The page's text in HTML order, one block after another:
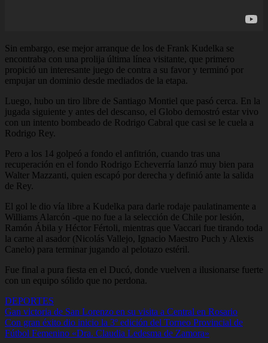
Sin embargo, ese mejor arranque de los de Frank Kudelka se
encontraba con una prolija última línea visitante, que primero
propició un interesante juego de contra a su favor y terminó por
empujar un dominio desde mediados de la etapa.
Luego, hubo un tiro libre de Santiago Montiel que pasó cerca. En la
jugada siguiente y antes del descanso, el Globo demostró estar vivo
con un intento bombeado de Rodrigo Cabral que casi se le cuela a
Rodrigo Rey.
Pero a los 14 golpeó a fondo el anfitrión, cuando tras una
recuperación en el fondo Rodrigo Echeverría lanzó muy bien para
Walter Mazzanti, quien escapó por derecha y definió ante la salida
de Rey.
El gol le dio vía libre a Kudelka para darle rodaje paulatinamente a
Williams Alarcón -que no fue a la selección de Chile por lesión,
Ramón Ábila y Héctor Fértoli, mientras que Vaccari fue tirando toda
la carne al asador (Nicolás Vallejo, Ignacio Maestro Puch y Alexis
Canelo) para terminar jugando al pelotazo estéril.
Fue final a pura fiesta en el Ducó, donde vuelven a ilusionarse fuerte
con un equipo sólido que no perdona.
DEPORTES
Navegación
de
Gan victoria de San Lorenzo en su visita a Central en Rosario
Con gran éxito dio inicio la 3º edición del Torneo Provincial de
Fútbol Femenino «Dra. Claudia Ledesma de Zamora»